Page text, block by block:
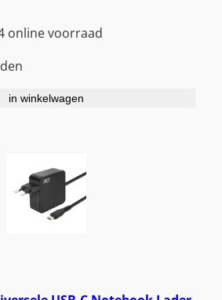
online voorraad
in winkelwagen